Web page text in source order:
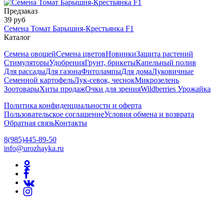
Предзаказ
39 руб
Семена Томат Барышня-Крестьянка F1
Каталог
Семена овощейСемена цветовНовинкиЗащита растений
СтимуляторыУдобренияГрунт, брикетыКапельный полив
Для рассадыДля газонаФитолампыДля домаЛуковичные
Семенной картофельЛук-севок, чеснокМикрозелень
ЗоотоварыХиты продажОчки для зренияWildberries Урожайка
Политика конфиденциальности и оферта
Пользовательское соглашениеУсловия обмена и возврата
Обратная связьКонтакты
8(985)445-89-50
info@urozhayka.ru